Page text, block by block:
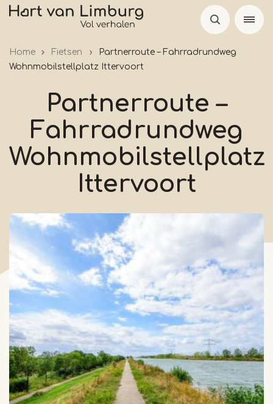
Skip
Home Fietsen
Partnerroute – Fahrradrundweg
Wohnmobilstellplatz Ittervoort
Partnerroute –
Fahrradrundweg
Wohnmobilstellplatz
Ittervoort